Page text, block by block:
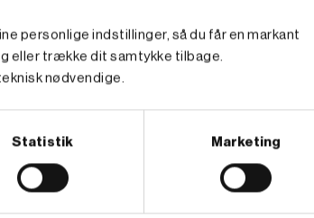
personlige indstillinger, så du får en markant
eller trække dit samtykke tilbage.
nødvendige.
Statistik Marketing